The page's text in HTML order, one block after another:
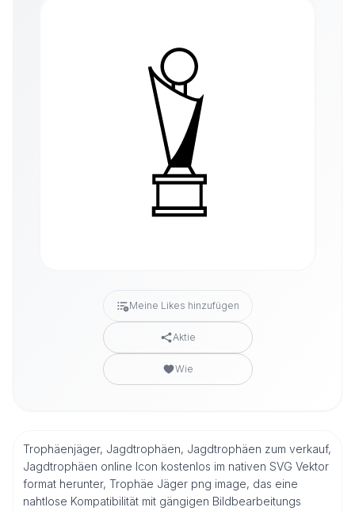
Meine Likes hinzufügen
Aktie
Wie
Trophäenjäger, Jagdtrophäen, Jagdtrophäen zum verkauf,
Jagdtrophäen online Icon kostenlos im nativen SVG Vektor
format herunter, Trophäe Jäger png image, das eine
nahtlose Kompatibilität mit gängigen Bildbearbeitungs